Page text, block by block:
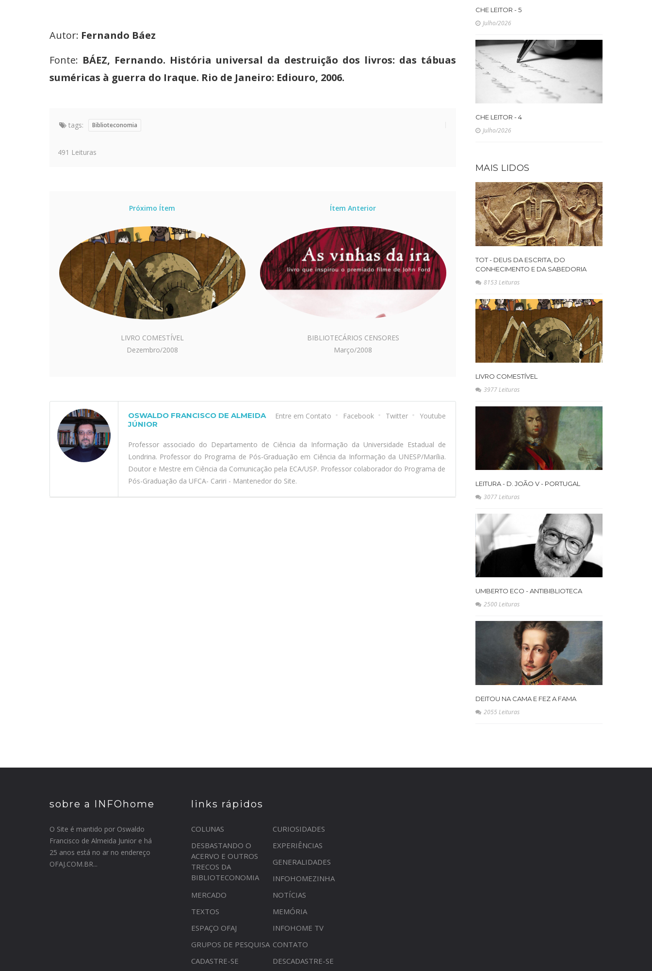
Autor: Fernando Báez
Fonte: BÁEZ, Fernando. História universal da destruição dos livros: das tábuas
suméricas à guerra do Iraque. Rio de Janeiro: Ediouro, 2006.
tags: Biblioteconomia
491 Leituras
Próximo Ítem
LIVRO COMESTÍVEL
Dezembro/2008
Ítem Anterior
BIBLIOTECÁRIOS CENSORES
Março/2008
Entre em Contato Facebook Twitter Youtube
OSWALDO FRANCISCO DE ALMEIDA
JÚNIOR
Professor associado do Departamento de Ciência da Informação da Universidade Estadual de
Londrina. Professor do Programa de Pós-Graduação em Ciência da Informação da UNESP/Marília.
Doutor e Mestre em Ciência da Comunicação pela ECA/USP. Professor colaborador do Programa de
Pós-Graduação da UFCA- Cariri - Mantenedor do Site.
CHE LEITOR - 5
Julho/2026
CHE LEITOR - 4
Julho/2026
MAIS LIDOS
TOT - DEUS DA ESCRITA, DO
CONHECIMENTO E DA SABEDORIA
8153 Leituras
LIVRO COMESTÍVEL
3977 Leituras
LEITURA - D. JOÃO V - PORTUGAL
3077 Leituras
UMBERTO ECO - ANTIBIBLIOTECA
2500 Leituras
DEITOU NA CAMA E FEZ A FAMA
2055 Leituras
sobre a INFOhome
O Site é mantido por Oswaldo
Francisco de Almeida Junior e há
25 anos está no ar no endereço
OFAJ.COM.BR...
links rápidos
COLUNAS
CURIOSIDADES
DESBASTANDO O
ACERVO E OUTROS
TRECOS DA
BIBLIOTECONOMIA
EXPERIÊNCIAS
GENERALIDADES
INFOHOMEZINHA
MERCADO
NOTÍCIAS
TEXTOS
MEMÓRIA
ESPAÇO OFAJ
INFOHOME TV
GRUPOS DE PESQUISA CONTATO
CADASTRE-SE
DESCADASTRE-SE